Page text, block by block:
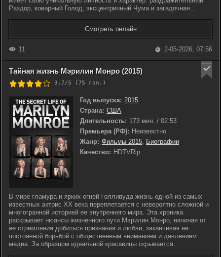
Раздор, коварный Голод, эксцентричный Чума и загадочная...
Смотреть онлайн
11 2-05-2026, 07:56
Тайная жизнь Мэрилин Монро (2015)
3.7/5 (75 гол.)
Год выпуска: 2015
Страна: США
Длительность: 173 мин. / 02:53
Премьера (РФ): Неизвестно
Жанр: Фильмы 2015, Биографии
Качество: HDTVRip
В мире гламура и ярких огней Голливуда жизнь одной из самых
известных актрис XX века переплетается с невероятно сложной и
многогранной историей ее внутреннего мира. Эта хроника
раскрывает нюансы жизненного пути Мэрилин Монро, начиная от
ее стремления добиться признания и любви, заканчивая ее
постоянной борьбой с общественным вниманием и давлением
медиа. За образцом идеальной красавицы скрывается...